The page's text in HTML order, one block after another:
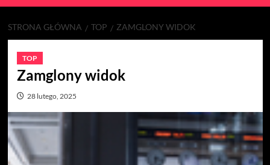
STRONA GŁÓWNA TOP ZAMGLONY WIDOK
TOP
Zamglony widok
28 lutego, 2025